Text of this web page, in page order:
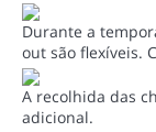
Durante a
out são flexíveis.
A recolhida das
adicional.